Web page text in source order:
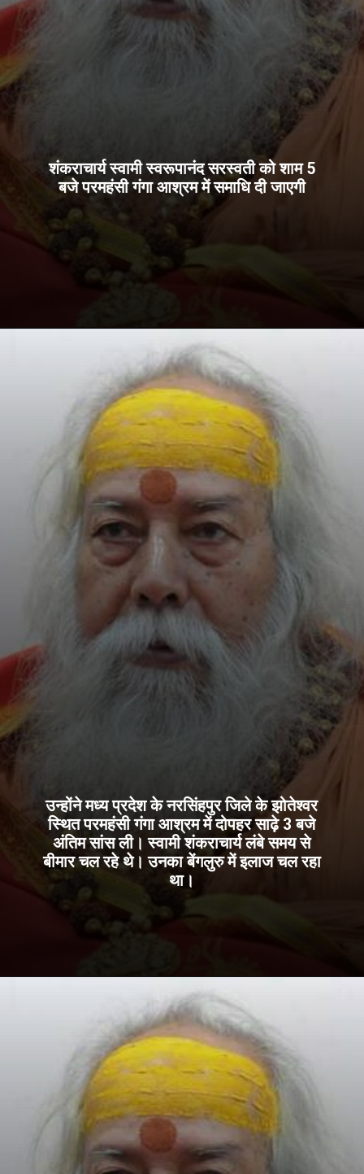
शंकराचार्य स्वामी स्वरूपानंद सरस्वती को शाम 5
बजे परमहंसी गंगा आश्रम में समाधि दी जाएगी
उन्होंने मध्य प्रदेश के नरसिंहपुर जिले के झोतेश्वर
स्थित परमहंसी गंगा आश्रम में दोपहर साढ़े 3 बजे
अंतिम सांस ली। स्वामी शंकराचार्य लंबे समय से
बीमार चल रहे थे। उनका बेंगलुरु में इलाज चल रहा
था।